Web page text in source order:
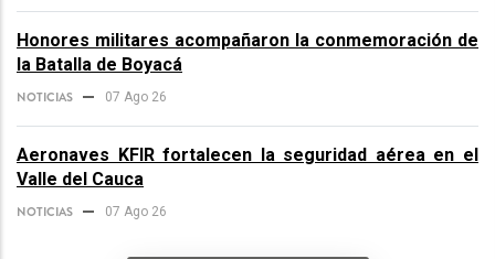
Honores militares acompañaron la conmemoración de
la Batalla de Boyacá
NOTICIAS 07 Ago 26
Aeronaves KFIR fortalecen la seguridad aérea en el
Valle del Cauca
NOTICIAS 07 Ago 26